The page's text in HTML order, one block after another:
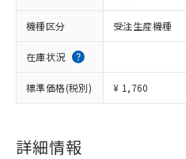
機種区分 受注生産機種
在庫状況
標準価格(税別) ¥ 1,760
詳細情報